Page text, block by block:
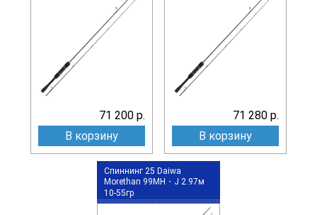
71 200 р.
В корзину
71 280 р.
В корзину
Спиннинг 25 Daiwa
Morethan 99MH・J 2.97м
10-55гр